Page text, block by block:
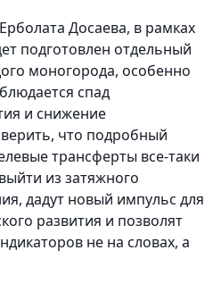
Досаева, в рамках
подготовлен отдельный
моногорода, особенно
спад
и снижение
что подробный
трансферты все-таки
из затяжного
дадут новый импульс для
развития и позволят
не на словах, а